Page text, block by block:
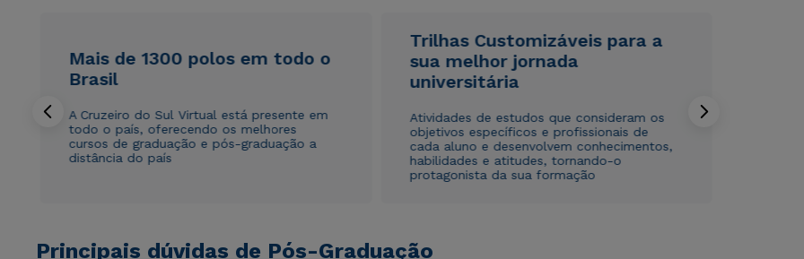
Mais de 1300 polos em todo o
Brasil
A Cruzeiro do Sul Virtual está presente em
todo o país, oferecendo os melhores
cursos de graduação e pós-graduação a
distância do país
Trilhas Customizáveis para a
sua melhor jornada
universitária
Atividades de estudos que consideram os
objetivos específicos e profissionais de
cada aluno e desenvolvem conhecimentos,
habilidades e atitudes, tornando-o
protagonista da sua formação
Principais dúvidas de Pós-Graduação
Rápido e fácil
WhatsApp
Rápido e fácil
WhatsApp